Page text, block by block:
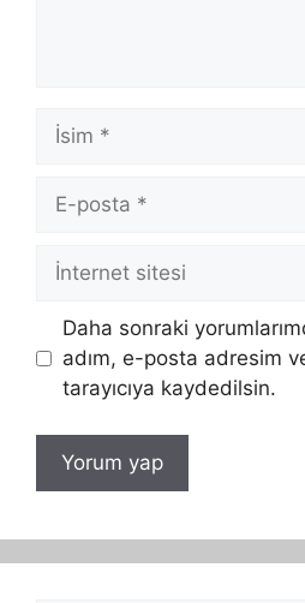
İsim
posta
İnternet
Daha sonraki
adım, e-posta adresim
tarayıcıya kaydedilsin.